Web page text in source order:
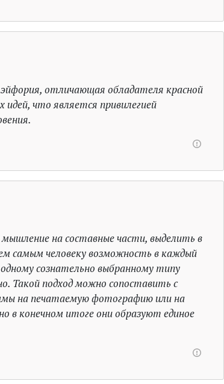
отличающая обладателя красной
что является привилегией
на составные части, выделить в
самым человеку возможность в каждый
сознательно выбранному типу
Такой подход можно сопоставить с
на печатаемую фотографию или на
в конечном итоге они образуют единое